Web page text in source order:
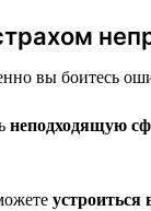
вы боитесь
неподходящую